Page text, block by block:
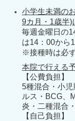
小学生未満の
9カ月・1歳半)
毎週金曜日の
は14：00から
※接種時は必
本院で行える
【公費負担】
5種混合・小
ルス・BCG、
炎・二種混合
【自己負担】